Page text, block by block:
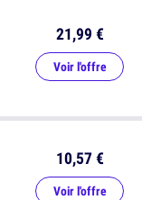
21,99 €
Voir l'offre
10,57 €
Voir l'offre